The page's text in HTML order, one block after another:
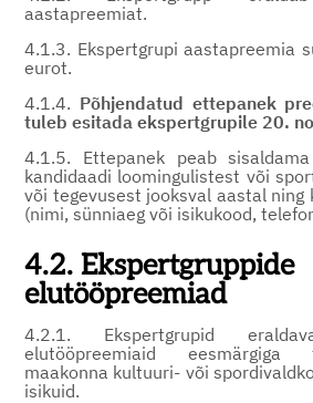
aastapreemiat.
4.1.3. Ekspertgrupi aastapreemia
eurot.
4.1.4. Põhjendatud ettepanek
tuleb esitada ekspertgrupile 20.
4.1.5. Ettepanek peab
kandidaadi loomingulistest või
või tegevusest jooksval aastal ning
(nimi, sünniaeg või isikukood,
4.2. Ekspertgruppide
elutööpreemiad
4.2.1. Ekspertgrupid
elutööpreemiaid eesmärgiga
maakonna kultuuri- või
isikuid.